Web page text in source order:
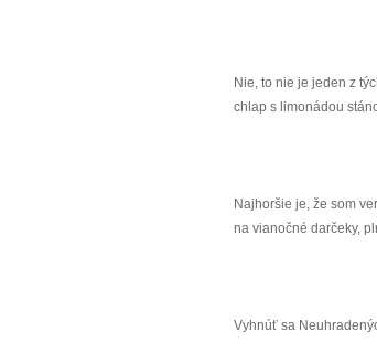
Nie, to nie je jeden z
chlap s limonádou
Najhoršie je, že som
na vianočné darčeky,
Vyhnúť sa